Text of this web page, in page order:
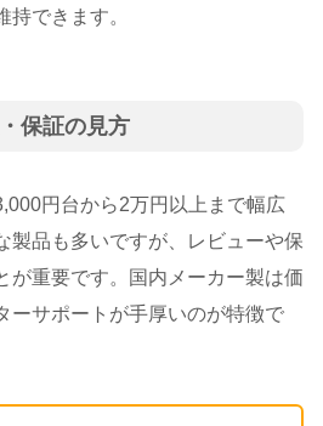
できます。
保証の見方
円台から2万円以上まで幅広
製品も多いですが、レビューや保
が重要です。国内メーカー製は価
ーサポートが手厚いのが特徴で